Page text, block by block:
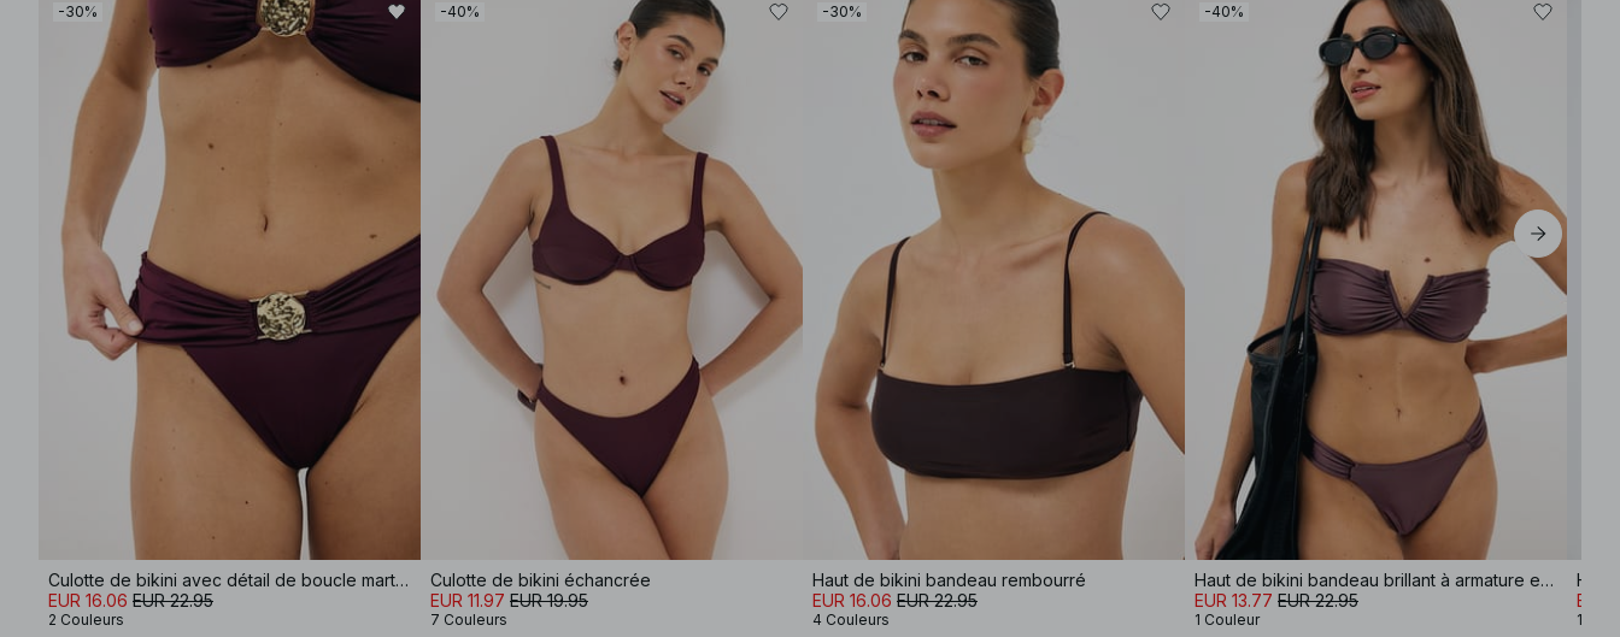
XS
-30%
Culotte de bikini avec détail de boucle martelée
EUR 16.06 EUR 22.95
2 Couleurs
-40%
Culotte de bikini échancrée
EUR 11.97 EUR 19.95
7 Couleurs
-30%
Haut de bikini bandeau rembourré
EUR 16.06 EUR 22.95
4 Couleurs
-40%
Haut de bikini bandeau brillant à armature en V
EUR 13.77 EUR 22.95
1 Couleur
Haut
EUR
10